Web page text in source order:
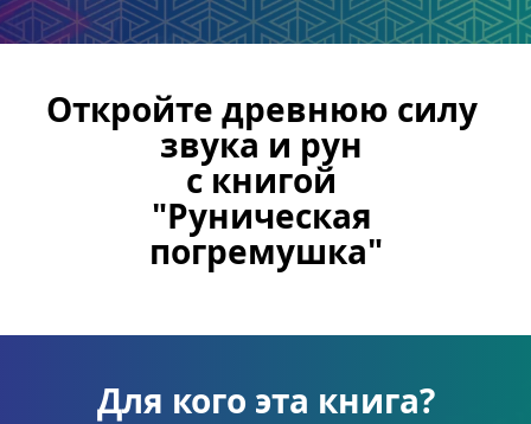
Откройте древнюю силу
звука и рун
с книгой
"Руническая
погремушка"
Для кого эта книга?